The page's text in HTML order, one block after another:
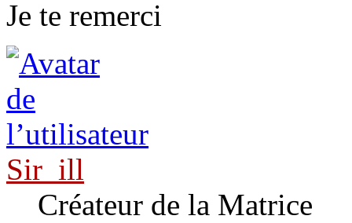
Je te remerci
Sir_ill
Créateur de la Matrice